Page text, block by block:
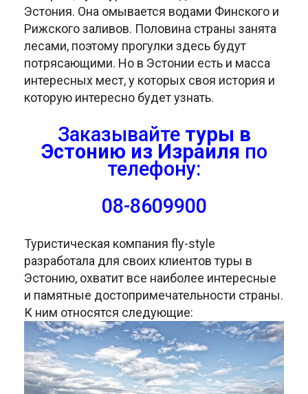
Эстония. Она омывается водами Финского и
Рижского заливов. Половина страны занята
лесами, поэтому прогулки здесь будут
потрясающими. Но в Эстонии есть и масса
интересных мест, у которых своя история и
которую интересно будет узнать.
Заказывайте туры в
Эстонию из Израиля по
телефону:
08-8609900
Туристическая компания fly-style
разработала для своих клиентов туры в
Эстонию, охватит все наиболее интересные
и памятные достопримечательности страны.
К ним относятся следующие: